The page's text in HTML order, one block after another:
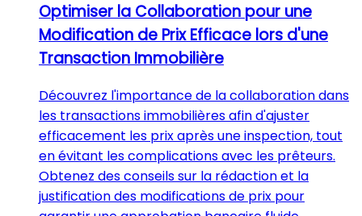
Optimiser la Collaboration pour une
Modification de Prix Efficace lors d'une
Transaction Immobilière
Découvrez l'importance de la collaboration dans
les transactions immobilières afin d'ajuster
efficacement les prix après une inspection, tout
en évitant les complications avec les prêteurs.
Obtenez des conseils sur la rédaction et la
justification des modifications de prix pour